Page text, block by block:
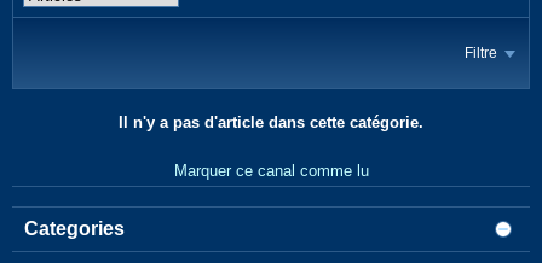
Filtre
Il n'y a pas d'article dans cette catégorie.
Marquer ce canal comme lu
Categories